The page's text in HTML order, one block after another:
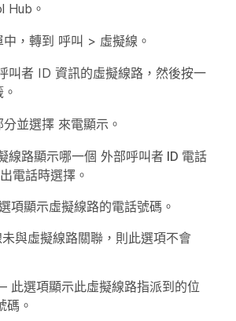
Hub。
，轉到 呼叫 > 虛擬線 。
叫者 ID 資訊的虛擬線路，然後按一
分並選擇 來電顯示 。
線路顯示哪一個 外部呼叫者 ID 電話
電話時選擇。
項顯示虛擬線路的電話號碼。
與虛擬線路關聯，則此選項不會
此選項顯示此虛擬線路指派到的位
碼。